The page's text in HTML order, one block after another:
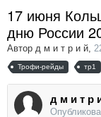
17 июня
дню России
Автор д м и т р и й,
Трофи-рейды тр1
д м и т р